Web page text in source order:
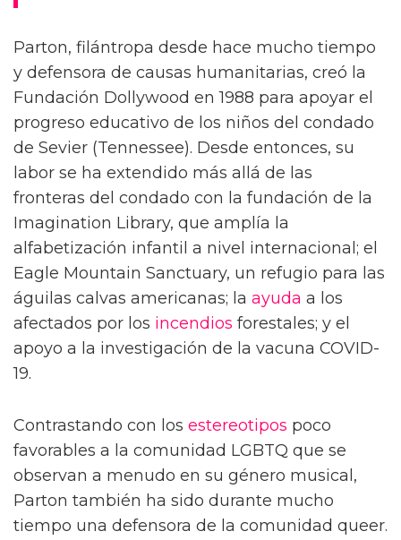
Parton, filántropa desde hace mucho tiempo
y defensora de causas humanitarias, creó la
Fundación Dollywood en 1988 para apoyar el
progreso educativo de los niños del condado
de Sevier (Tennessee). Desde entonces, su
labor se ha extendido más allá de las
fronteras del condado con la fundación de la
Imagination Library, que amplía la
alfabetización infantil a nivel internacional; el
Eagle Mountain Sanctuary, un refugio para las
águilas calvas americanas; la ayuda a los
afectados por los incendios forestales; y el
apoyo a la investigación de la vacuna COVID-
19.
Contrastando con los estereotipos poco
favorables a la comunidad LGBTQ que se
observan a menudo en su género musical,
Parton también ha sido durante mucho
tiempo una defensora de la comunidad queer.